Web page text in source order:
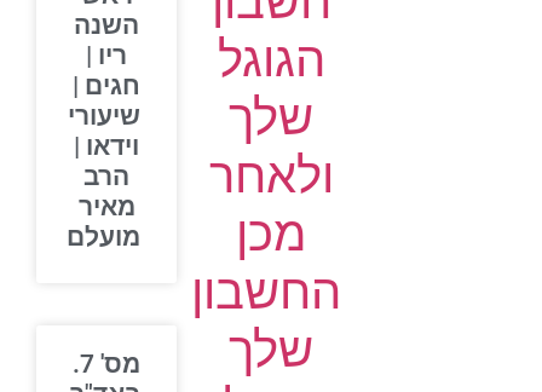
הגוגל
שלך
ולאחר
מכן
החשבון
שלך
השנה
ריו |
חגים |
שיעורי
וידאו |
הרב
מאיר
מועלם
מס' 7.